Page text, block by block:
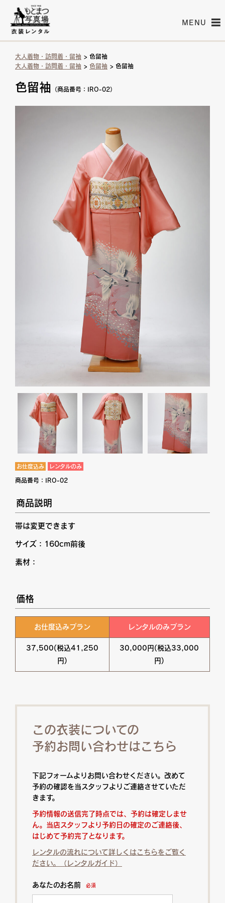
MENU
大人着物・訪問着・留袖 > 色留袖
大人着物・訪問着・留袖 > 色留袖 > 色留袖
色留袖 （商品番号：IRO-02）
お仕度込み レンタルのみ
商品番号： IRO-02
商品説明
帯は変更できます
サイズ：160cm前後
素材：
価格
お仕度込みプラン
37,500(税込41,250
円)
レンタルのみプラン
30,000円(税込33,000
円)
この衣装についての
予約お問い合わせはこちら
下記フォームよりお問い合わせください。改めて
予約の確認を当スタッフよりご連絡させていただ
きます。
予約情報の送信完了時点では、予約は確定しませ
ん。当店スタッフより予約日の確定のご連絡後、
はじめて予約完了となります。
レンタルの流れについて詳しくはこちらをご覧く
ださい。（レンタルガイド）
あなたのお名前 必須